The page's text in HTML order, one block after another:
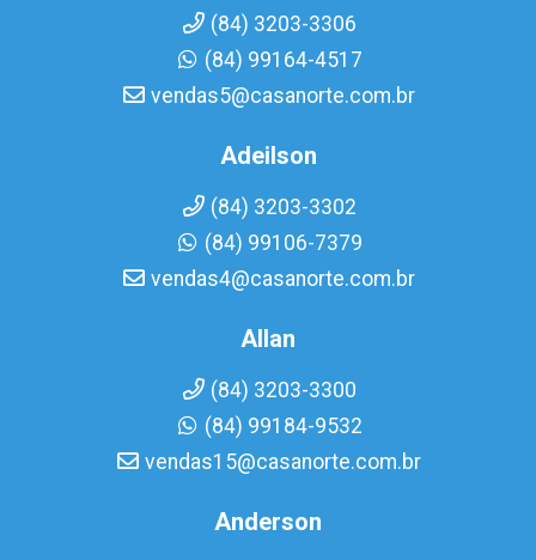
(84) 3203-3306
(84) 99164-4517
vendas5@casanorte.com.br
Adeilson
(84) 3203-3302
(84) 99106-7379
vendas4@casanorte.com.br
Allan
(84) 3203-3300
(84) 99184-9532
vendas15@casanorte.com.br
Anderson